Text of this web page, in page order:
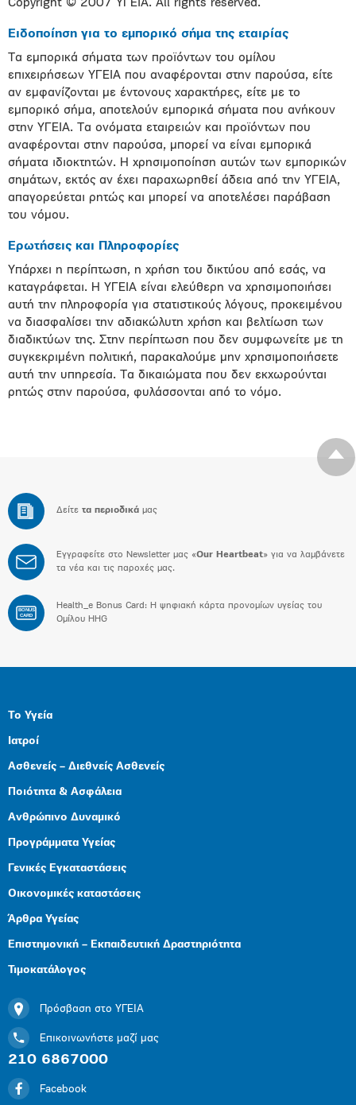
Copyright © 2007 ΥΓΕΙΑ. All rights reserved.
Ειδοποίηση για το εμπορικό σήμα της εταιρίας
Tα εμπορικά σήματα των προϊόντων του ομίλου
επιχειρήσεων ΥΓΕΙΑ που αναφέρονται στην παρούσα, είτε
αν εμφανίζονται με έντονους χαρακτήρες, είτε με το
εμπορικό σήμα, αποτελούν εμπορικά σήματα που ανήκουν
στην ΥΓΕΙΑ. Τα ονόματα εταιρειών και προϊόντων που
αναφέρονται στην παρούσα, μπορεί να είναι εμπορικά
σήματα ιδιοκτητών. Η χρησιμοποίηση αυτών των εμπορικών
σημάτων, εκτός αν έχει παραχωρηθεί άδεια από την ΥΓΕΙΑ,
απαγορεύεται ρητώς και μπορεί να αποτελέσει παράβαση
του νόμου.
Ερωτήσεις και Πληροφορίες
Υπάρχει η περίπτωση, η χρήση του δικτύου από εσάς, να
καταγράφεται. Η ΥΓΕΙΑ είναι ελεύθερη να χρησιμοποιήσει
αυτή την πληροφορία για στατιστικούς λόγους, προκειμένου
να διασφαλίσει την αδιακώλυτη χρήση και βελτίωση των
διαδικτύων της. Στην περίπτωση που δεν συμφωνείτε με τη
συγκεκριμένη πολιτική, παρακαλούμε μην χρησιμοποιήσετε
αυτή την υπηρεσία. Τα δικαιώματα που δεν εκχωρούνται
ρητώς στην παρούσα, φυλάσσονται από το νόμο.
Δείτε τα περιοδικά μας
Εγγραφείτε στο Newsletter μας «Our Heartbeat» για να λαμβάνετε
τα νέα και τις παροχές μας.
BONUS
CARD
Health_e Bonus Card: H ψηφιακή κάρτα προνομίων υγείας του
Ομίλου HHG
Το Υγεία
Ιατροί
Ασθενείς – Διεθνείς Ασθενείς
Ποιότητα & Ασφάλεια
Ανθρώπινο Δυναμικό
Προγράμματα Υγείας
Γενικές Εγκαταστάσεις
Οικονομικές καταστάσεις
Άρθρα Υγείας
Επιστημονική – Εκπαιδευτική Δραστηριότητα
Τιμοκατάλογος
Πρόσβαση στο ΥΓΕΙΑ
Επικοινωνήστε μαζί μας
210 6867000
Facebook